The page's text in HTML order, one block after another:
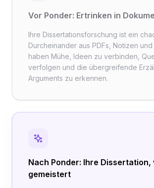
Vor Ponder: Ertrinken in
Ihre Dissertationsforschung ist ein
Durcheinander aus PDFs, Notizen und
haben Mühe, Ideen zu verbinden,
verfolgen und die übergreifende
Arguments zu erkennen.
Nach Ponder: Ihre Dissertation,
gemeistert